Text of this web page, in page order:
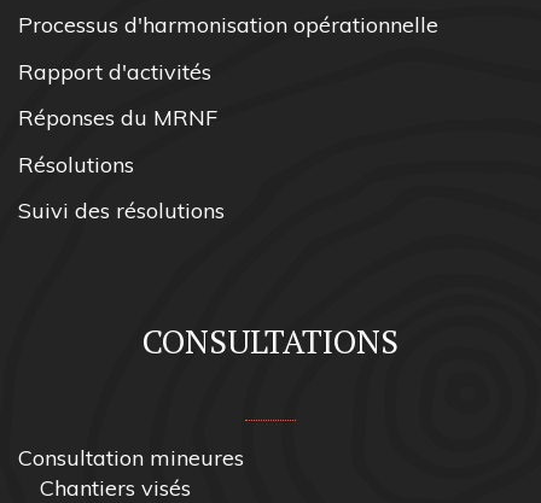
Processus d'harmonisation opérationnelle
Rapport d'activités
Réponses du MRNF
Résolutions
Suivi des résolutions
CONSULTATIONS
Consultation mineures
Chantiers visés